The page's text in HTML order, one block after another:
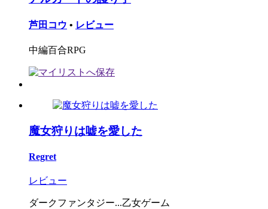
芦田コウ • レビュー
中編百合RPG
魔女狩りは嘘を愛した
Regret
レビュー
ダークファンタジー...乙女ゲーム